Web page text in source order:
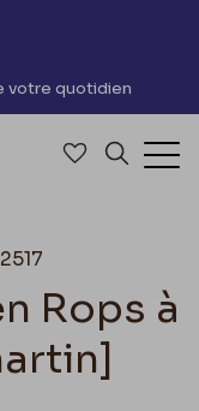
votre quotidien
Accéder à
Rops à